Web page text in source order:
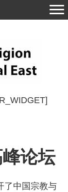
论坛
了中国宗教与